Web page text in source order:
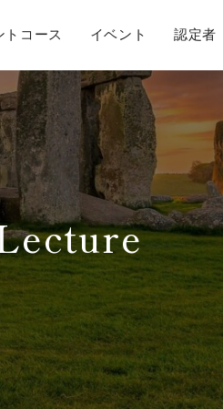
トコース イベント 認定者